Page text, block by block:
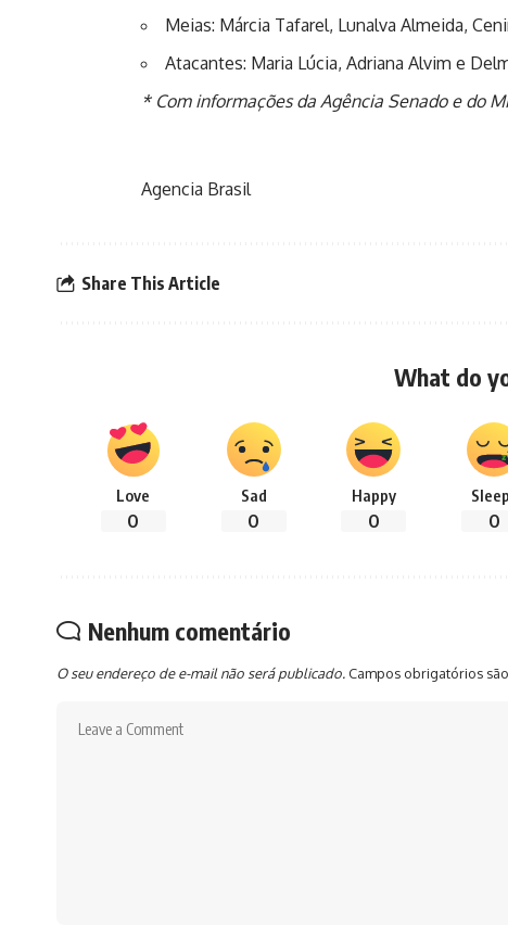
Meias: Márcia Tafarel, Lunalva Almeida,
Atacantes: Maria Lúcia, Adriana Alvim e
* Com informações da Agência Senado e do
Agencia Brasil
Share This Article
What do
Love
0
Sad
0
Happy
0 0
Nenhum comentário
O seu endereço de e-mail não será publicado. Campos obrigatórios